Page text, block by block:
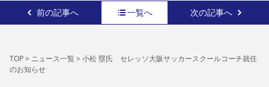
前の記事へ 一覧へ 次の記事へ
TOP> ニュース一覧> 小松 塁氏 セレッソ大阪サッカースクールコーチ就任
のお知らせ